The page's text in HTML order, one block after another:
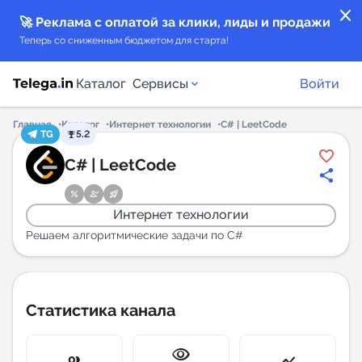
close
🚀 Реклама с оплатой за клики, лиды и продажи
Теперь со сниженным бюджетом для старта!
Каталог Сервисы
Каталог каналов
Каталог ботов
Горящие предложения
Индекс читаемости каналов в Telegram
New
Войти
Главная Каталог Интернет технологии
C# | LeetCode
TG
5.2
C# | LeetCode
Интернет технологии
Решаем алгоритмические задачи по C#
Статистика канала
visibility